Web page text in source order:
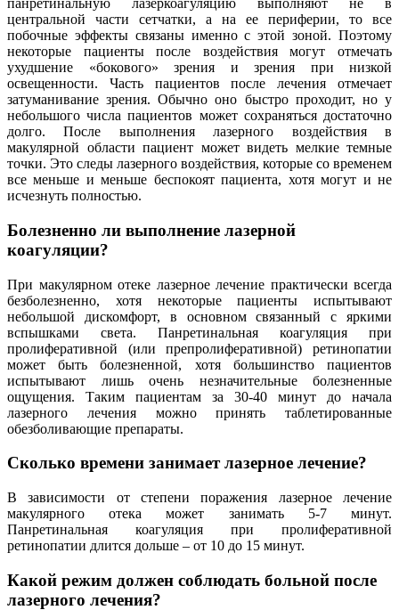
панретинальную лазеркоагуляцию выполняют не в
центральной части сетчатки, а на ее периферии, то все
побочные эффекты связаны именно с этой зоной. Поэтому
некоторые пациенты после воздействия могут отмечать
ухудшение «бокового» зрения и зрения при низкой
освещенности. Часть пациентов после лечения отмечает
затуманивание зрения. Обычно оно быстро проходит, но у
небольшого числа пациентов может сохраняться достаточно
долго. После выполнения лазерного воздействия в
макулярной области пациент может видеть мелкие темные
точки. Это следы лазерного воздействия, которые со временем
все меньше и меньше беспокоят пациента, хотя могут и не
исчезнуть полностью.
Болезненно ли выполнение лазерной
коагуляции?
При макулярном отеке лазерное лечение практически всегда
безболезненно, хотя некоторые пациенты испытывают
небольшой дискомфорт, в основном связанный с яркими
вспышками света. Панретинальная коагуляция при
пролиферативной (или препролиферативной) ретинопатии
может быть болезненной, хотя большинство пациентов
испытывают лишь очень незначительные болезненные
ощущения. Таким пациентам за 30-40 минут до начала
лазерного лечения можно принять таблетированные
обезболивающие препараты.
Сколько времени занимает лазерное лечение?
В зависимости от степени поражения лазерное лечение
макулярного отека может занимать 5-7 минут.
Панретинальная коагуляция при пролиферативной
ретинопатии длится дольше – от 10 до 15 минут.
Какой режим должен соблюдать больной после
лазерного лечения?